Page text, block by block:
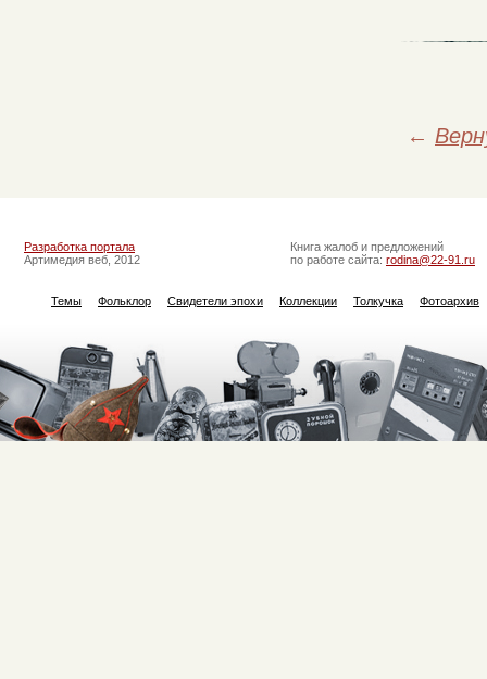
←
Разработка портала
Артимедия веб, 2012
Книга жалоб и предложений
по работе сайта: rodina@22-91.ru
Темы Фольклор Свидетели эпохи Коллекции Толкучка Фотоархив